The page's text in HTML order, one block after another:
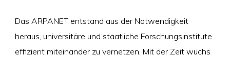
Das ARPANET entstand aus der Notwendigkeit
heraus, universitäre und staatliche Forschungsinstitute
effizient miteinander zu vernetzen. Mit der Zeit wuchs